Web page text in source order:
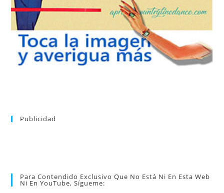
Tras registrarte tendrás acceso completo a la web. Puedes
consultar el directorio alfabético de vídeos tutoriales y
aprender la coreografía que más te apetezca. Recibirás en tu
Publicidad
Para Contendido Exclusivo Que No Está Ni En Esta Web
Ni En YouTube, Sígueme: